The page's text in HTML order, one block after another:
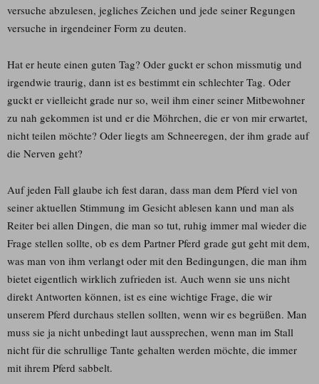
versuche abzulesen, jegliches Zeichen und jede seiner Regungen
versuche in irgendeiner Form zu deuten.
Hat er heute einen guten Tag? Oder guckt er schon missmutig und
irgendwie traurig, dann ist es bestimmt ein schlechter Tag. Oder
guckt er vielleicht grade nur so, weil ihm einer seiner Mitbewohner
zu nah gekommen ist und er die Möhrchen, die er von mir erwartet,
nicht teilen möchte? Oder liegts am Schneeregen, der ihm grade auf
die Nerven geht?
Auf jeden Fall glaube ich fest daran, dass man dem Pferd viel von
seiner aktuellen Stimmung im Gesicht ablesen kann und man als
Reiter bei allen Dingen, die man so tut, ruhig immer mal wieder die
Frage stellen sollte, ob es dem Partner Pferd grade gut geht mit dem,
was man von ihm verlangt oder mit den Bedingungen, die man ihm
bietet eigentlich wirklich zufrieden ist. Auch wenn sie uns nicht
direkt Antworten können, ist es eine wichtige Frage, die wir
unserem Pferd durchaus stellen sollten, wenn wir es begrüßen. Man
muss sie ja nicht unbedingt laut aussprechen, wenn man im Stall
nicht für die schrullige Tante gehalten werden möchte, die immer
mit ihrem Pferd sabbelt.